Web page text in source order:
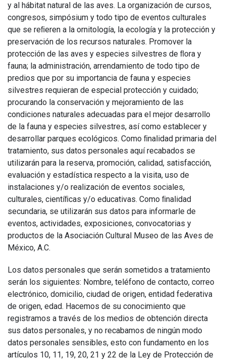
y al hábitat natural de las aves. La organización de cursos,
congresos, simpósium y todo tipo de eventos culturales
que se reﬁeren a la ornitología, la ecología y la protección y
preservación de los recursos naturales. Promover la
protección de las aves y especies silvestres de ﬂora y
fauna; la administración, arrendamiento de todo tipo de
predios que por su importancia de fauna y especies
silvestres requieran de especial protección y cuidado;
procurando la conservación y mejoramiento de las
condiciones naturales adecuadas para el mejor desarrollo
de la fauna y especies silvestres, así como establecer y
desarrollar parques ecológicos. Como ﬁnalidad primaria del
tratamiento, sus datos personales aquí recabados se
utilizarán para la reserva, promoción, calidad, satisfacción,
evaluación y estadística respecto a la visita, uso de
instalaciones y/o realización de eventos sociales,
culturales, cientíﬁcas y/o educativas. Como ﬁnalidad
secundaria, se utilizarán sus datos para informarle de
eventos, actividades, exposiciones, convocatorias y
productos de la Asociación Cultural Museo de las Aves de
México, A.C.
Los datos personales que serán sometidos a tratamiento
serán los siguientes: Nombre, teléfono de contacto, correo
electrónico, domicilio, ciudad de origen, entidad federativa
de origen, edad. Hacemos de su conocimiento que
registramos a través de los medios de obtención directa
sus datos personales, y no recabamos de ningún modo
datos personales sensibles, esto con fundamento en los
artículos 10, 11, 19, 20, 21 y 22 de la Ley de Protección de